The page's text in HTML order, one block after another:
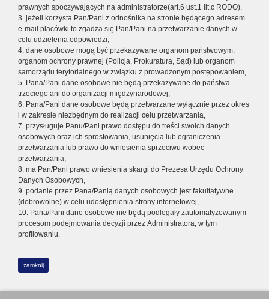
prawnych spoczywających na administratorze(art.6 ust.1 lit.c RODO),
3. jeżeli korzysta Pan/Pani z odnośnika na stronie będącego adresem
e-mail placówki to zgadza się Pan/Pani na przetwarzanie danych w
celu udzielenia odpowiedzi,
4. dane osobowe mogą być przekazywane organom państwowym,
organom ochrony prawnej (Policja, Prokuratura, Sąd) lub organom
samorządu terytorialnego w związku z prowadzonym postępowaniem,
5. Pana/Pani dane osobowe nie będą przekazywane do państwa
trzeciego ani do organizacji międzynarodowej,
6. Pana/Pani dane osobowe będą przetwarzane wyłącznie przez okres
i w zakresie niezbędnym do realizacji celu przetwarzania,
7. przysługuje Panu/Pani prawo dostępu do treści swoich danych
osobowych oraz ich sprostowania, usunięcia lub ograniczenia
przetwarzania lub prawo do wniesienia sprzeciwu wobec
przetwarzania,
8. ma Pan/Pani prawo wniesienia skargi do Prezesa Urzędu Ochrony
Danych Osobowych,
9. podanie przez Pana/Panią danych osobowych jest fakultatywne
(dobrowolne) w celu udostępnienia strony internetowej,
10. Pana/Pani dane osobowe nie będą podlegały zautomatyzowanym
procesom podejmowania decyzji przez Administratora, w tym
profilowaniu.
zamknij